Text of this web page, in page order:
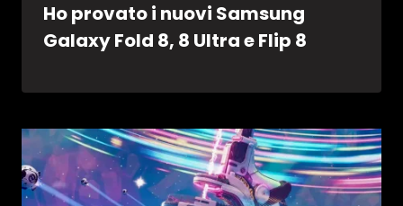
Ho provato i nuovi Samsung
Galaxy Fold 8, 8 Ultra e Flip 8